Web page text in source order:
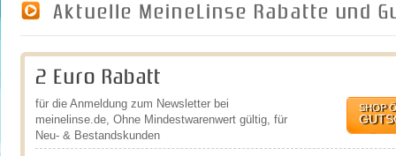
Aktuelle MeineLinse Rabatte und
2 Euro Rabatt
für die Anmeldung zum Newsletter bei
meinelinse.de, Ohne Mindestwarenwert gültig, für
Neu- & Bestandskunden
SHOP